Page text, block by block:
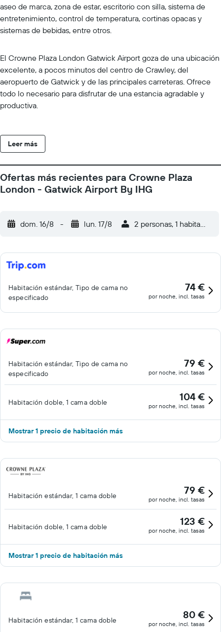
aseo de marca, zona de estar, escritorio con silla, sistema de
entretenimiento, control de temperatura, cortinas opacas y
sistemas de bebidas, entre otros.
El Crowne Plaza London Gatwick Airport goza de una ubicación
excelente, a pocos minutos del centro de Crawley, del
aeropuerto de Gatwick y de las principales carreteras. Ofrece
todo lo necesario para disfrutar de una estancia agradable y
productiva.
Leer más
Ofertas más recientes para Crowne Plaza
London - Gatwick Airport By IHG
dom. 16/8 - lun. 17/8 2 personas, 1 habitación
Habitación estándar, Tipo de cama no
especificado
74 €
por noche, incl. tasas
Habitación estándar, Tipo de cama no
especificado
79 €
por noche, incl. tasas
Habitación doble, 1 cama doble 104 €
por noche, incl. tasas
Mostrar 1 precio de habitación más
Habitación estándar, 1 cama doble 79 €
por noche, incl. tasas
Habitación doble, 1 cama doble 123 €
por noche, incl. tasas
Mostrar 1 precio de habitación más
Habitación estándar, 1 cama doble 80 €
por noche, incl. tasas